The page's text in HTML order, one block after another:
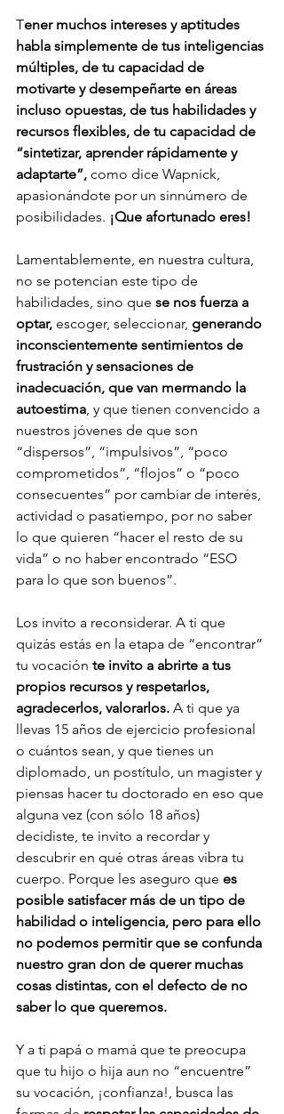
Tener muchos intereses y aptitudes
habla simplemente de tus inteligencias
múltiples, de tu capacidad de
motivarte y desempeñarte en áreas
incluso opuestas, de tus habilidades y
recursos flexibles, de tu capacidad de
“sintetizar, aprender rápidamente y
adaptarte”, como dice Wapnick,
apasionándote por un sinnúmero de
posibilidades. ¡Que afortunado eres!
Lamentablemente, en nuestra cultura,
no se potencian este tipo de
habilidades, sino que se nos fuerza a
optar, escoger, seleccionar, generando
inconscientemente sentimientos de
frustración y sensaciones de
inadecuación, que van mermando la
autoestima, y que tienen convencido a
nuestros jóvenes de que son
“dispersos”, “impulsivos”, “poco
comprometidos”, “flojos” o “poco
consecuentes” por cambiar de interés,
actividad o pasatiempo, por no saber
lo que quieren “hacer el resto de su
vida” o no haber encontrado “ESO
para lo que son buenos”.
Los invito a reconsiderar. A ti que
quizás estás en la etapa de “encontrar”
tu vocación te invito a abrirte a tus
propios recursos y respetarlos,
agradecerlos, valorarlos. A ti que ya
llevas 15 años de ejercicio profesional
o cuántos sean, y que tienes un
diplomado, un postítulo, un magister y
piensas hacer tu doctorado en eso que
alguna vez (con sólo 18 años)
decidiste, te invito a recordar y
descubrir en qué otras áreas vibra tu
cuerpo. Porque les aseguro que es
posible satisfacer más de un tipo de
habilidad o inteligencia, pero para ello
no podemos permitir que se confunda
nuestro gran don de querer muchas
cosas distintas, con el defecto de no
saber lo que queremos.
Y a ti papá o mamá que te preocupa
que tu hijo o hija aun no “encuentre”
su vocación, ¡confianza!, busca las